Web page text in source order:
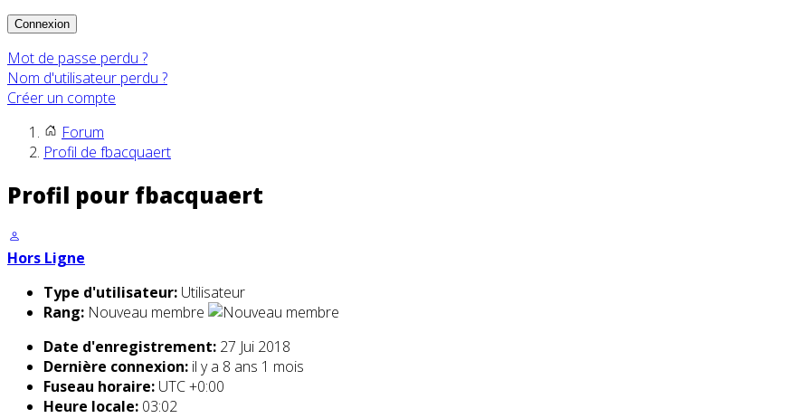
Connexion
Mot de passe perdu ?
Nom d'utilisateur perdu ?
Créer un compte
Forum
Profil de fbacquaert
Profil pour fbacquaert
Hors Ligne
Type d'utilisateur: Utilisateur
Rang: Nouveau membre
Date d'enregistrement: 27 Jui 2018
Dernière connexion: il y a 8 ans 1 mois
Fuseau horaire: UTC +0:00
Heure locale: 03:02